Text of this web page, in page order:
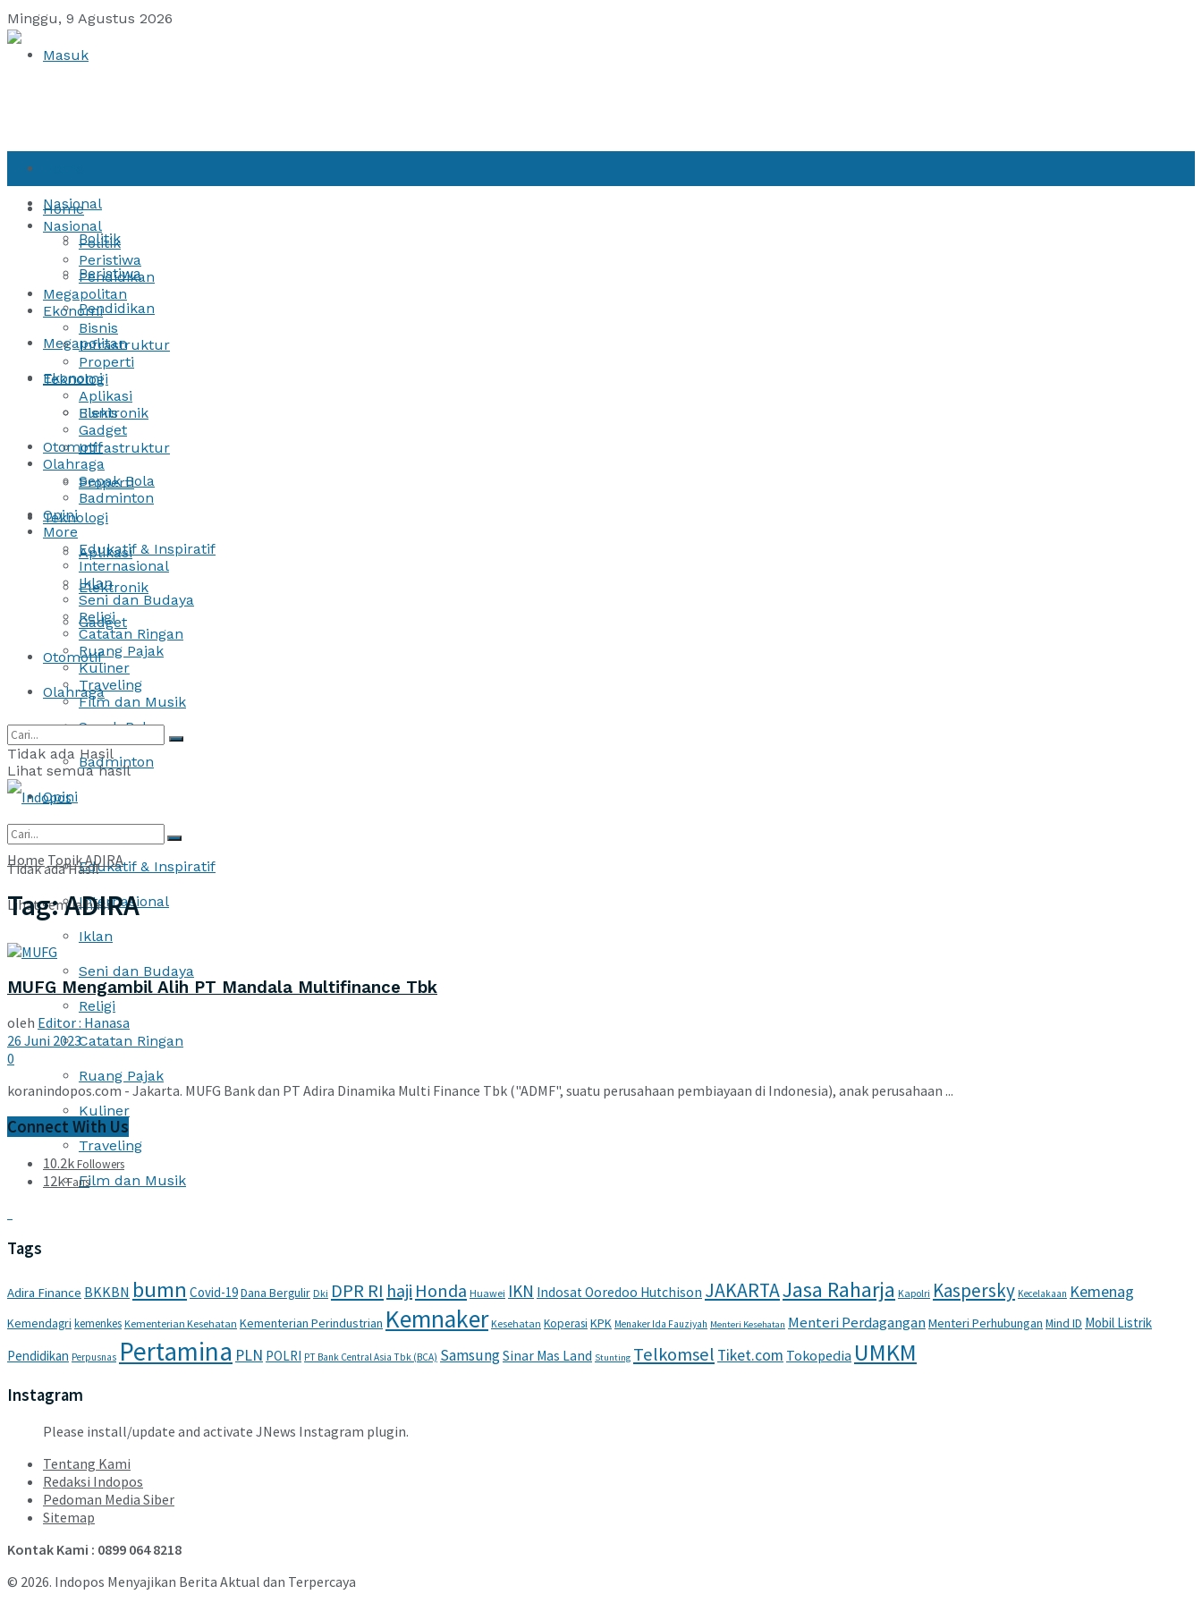
Minggu, 9 Agustus 2026
Masuk
Nasional
Politik
Peristiwa
Pendidikan
Megapolitan
Ekonomi
Bisnis
Infrastruktur
Properti
Teknologi
Aplikasi
Elektronik
Gadget
Otomotif
Olahraga
Sepak Bola
Badminton
Opini
Edukatif & Inspiratif
Internasional
Iklan
Seni dan Budaya
Religi
Catatan Ringan
Ruang Pajak
Kuliner
Traveling
Film dan Musik
Home
Nasional
Politik
Peristiwa
Pendidikan
Megapolitan
Ekonomi
Bisnis
Infrastruktur
Properti
Teknologi
Aplikasi
Elektronik
Gadget
Otomotif
Olahraga
Sepak Bola
Badminton
Opini
More
Edukatif & Inspiratif
Internasional
Iklan
Seni dan Budaya
Religi
Catatan Ringan
Ruang Pajak
Kuliner
Traveling
Film dan Musik
Tidak ada Hasil
Lihat semua hasil
Tidak ada Hasil
Lihat semua hasil
Home TopikADIRA
Tag:ADIRA
MUFG Mengambil Alih PT Mandala Multifinance Tbk
oleh Editor : Hanasa
26 Juni 2023
0
koranindopos.com - Jakarta. MUFG Bank dan PT Adira Dinamika Multi Finance Tbk ("ADMF", suatu perusahaan pembiayaan di Indonesia), anak perusahaan ...
Connect With Us
10.2kFollowers
12kFans
Tags
Adira Finance BKKBN bumn Covid-19Dana Bergulir Dki DPR RI haji Honda Huawei IKN Indosat Ooredoo Hutchison JAKARTAJasa Raharja Kapolri Kaspersky Kecelakaan Kemenag
Kemendagri kemenkes Kementerian Kesehatan Kementerian Perindustrian Kemnaker Kesehatan Koperasi KPK Menaker Ida Fauziyah Menteri Kesehatan Menteri PerdaganganMenteri Perhubungan Mind ID Mobil Listrik
Pendidikan Perpusnas Pertamina PLN POLRI PT Bank Central Asia Tbk (BCA) SamsungSinar Mas Land Stunting Telkomsel Tiket.com Tokopedia UMKM
Instagram
Please install/update and activate JNews Instagram plugin.
Tentang Kami
Redaksi Indopos
Pedoman Media Siber
Sitemap
Kontak Kami : 0899 064 8218
© 2026. Indopos Menyajikan Berita Aktual dan Terpercaya